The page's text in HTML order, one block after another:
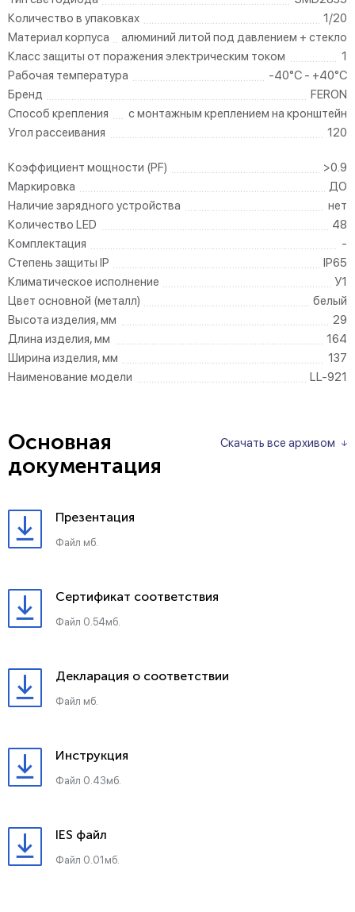
Количество в упаковках
1/20
Материал корпуса
алюминий литой под давлением + стекло
Класс защиты от поражения электрическим током
1
Рабочая температура
-40°C - +40°C
Бренд
FERON
Способ крепления
с монтажным креплением на кронштейн
Угол рассеивания
120
Коэффициент мощности (PF)
>0.9
Маркировка
ДО
Наличие зарядного устройства
нет
Количество LED
48
Комплектация
-
Степень защиты IP
IP65
Климатическое исполнение
У1
Цвет основной (металл)
белый
Высота изделия, мм
29
Длина изделия, мм
164
Ширина изделия, мм
137
Наименование модели
LL-921
Скачать все архивом
Основная
документация
Презентация
Файл мб.
Сертификат соответствия
Файл 0.54мб.
Декларация о соответствии
Файл мб.
Инструкция
Файл 0.43мб.
IES файл
Файл 0.01мб.